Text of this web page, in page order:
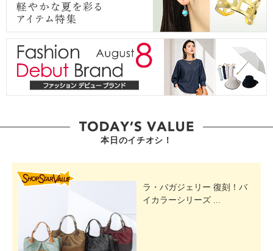
本日のイチオシ！
ラ・バガジェリー 復刻！バ
イカラーシリーズ ...